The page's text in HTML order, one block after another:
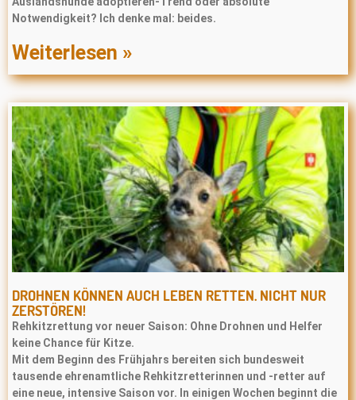
Notwendigkeit? Ich denke mal: beides.
Weiterlesen »
DROHNEN KÖNNEN AUCH LEBEN RETTEN. NICHT NUR
ZERSTÖREN!
Rehkitzrettung vor neuer Saison: Ohne Drohnen und Helfer
keine Chance für Kitze.
Mit dem Beginn des Frühjahrs bereiten sich bundesweit
tausende ehrenamtliche Rehkitzretterinnen und -retter auf
eine neue, intensive Saison vor. In einigen Wochen beginnt die